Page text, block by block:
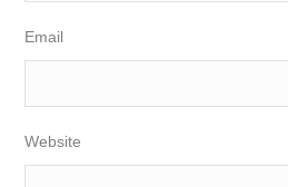
Email
Website